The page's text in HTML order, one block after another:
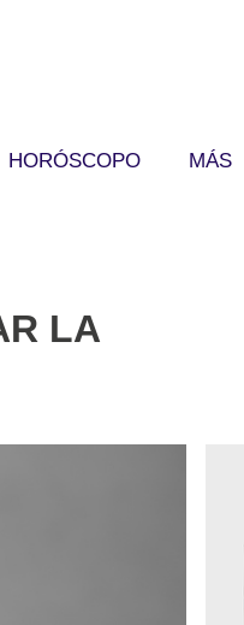
HORÓSCOPO MÁS
LA